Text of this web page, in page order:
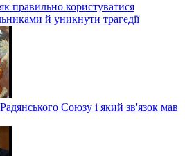
правильно користуватися
й уникнути трагедії
Союзу і який зв'язок мав